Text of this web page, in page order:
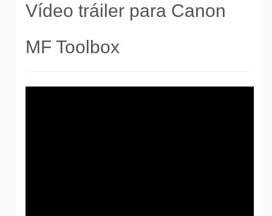
Vídeo tráiler para Canon
MF Toolbox